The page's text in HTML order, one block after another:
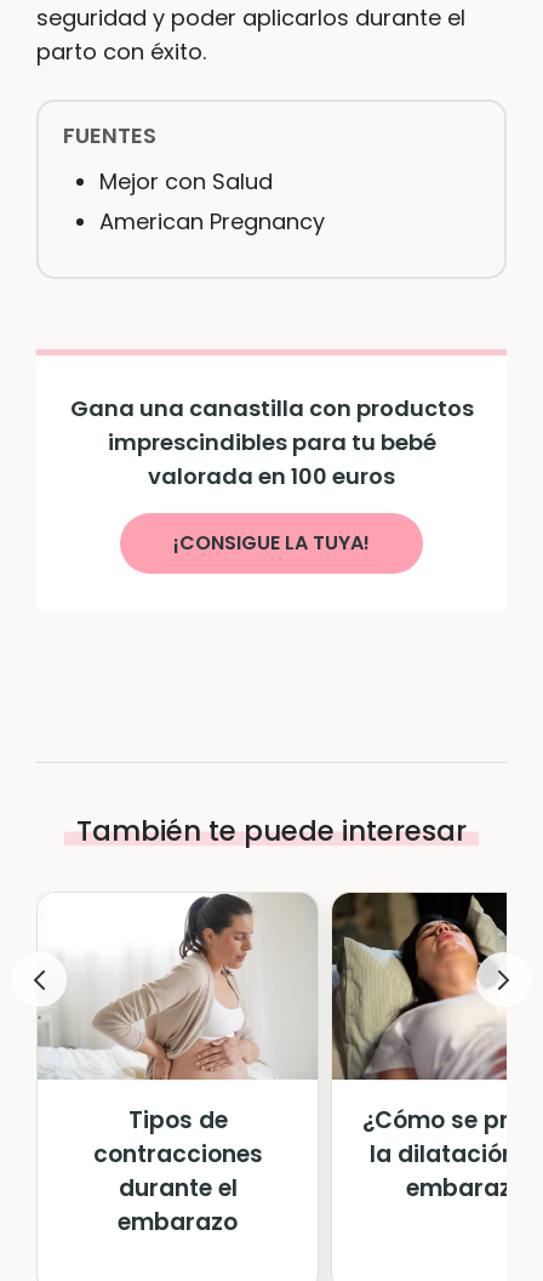
seguridad y poder aplicarlos durante el
parto con éxito.
FUENTES
Mejor con Salud
American Pregnancy
Gana una canastilla con productos
imprescindibles para tu bebé
valorada en 100 euros
¡CONSIGUE LA TUYA!
También te puede interesar
Tipos de
contracciones
durante el
embarazo
¿Cómo se
la dilatación
embarazo?